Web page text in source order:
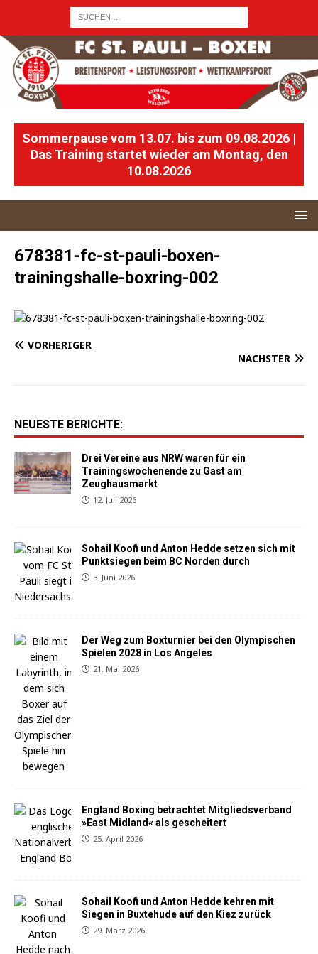
Sommerpause vom 13.07. bis zum 09.08.2026 |
Das Training startet wieder am Montag, den
10.08.2026
678381-fc-st-pauli-boxen-
trainingshalle-boxring-002
VORHERIGER
NÄCHSTER
NEUESTE BERICHTE:
Drei Vereine aus NRW waren für ein
Trainingswochenende zu Gast am
Zeughausmarkt
12. Juli 2026
Sohail Koofi und Anton Hedde setzen sich mit
Punktsiegen beim BC Norden durch
3. Juni 2026
Der Weg zum Boxturnier bei den Olympischen
Spielen 2028 in Los Angeles
21. Mai 2026
England Boxing betrachtet Mitgliedsverband
»East Midland« als gescheitert
25. April 2026
Sohail Koofi und Anton Hedde kehren mit
Siegen in Buxtehude auf den Kiez zurück
29. März 2026